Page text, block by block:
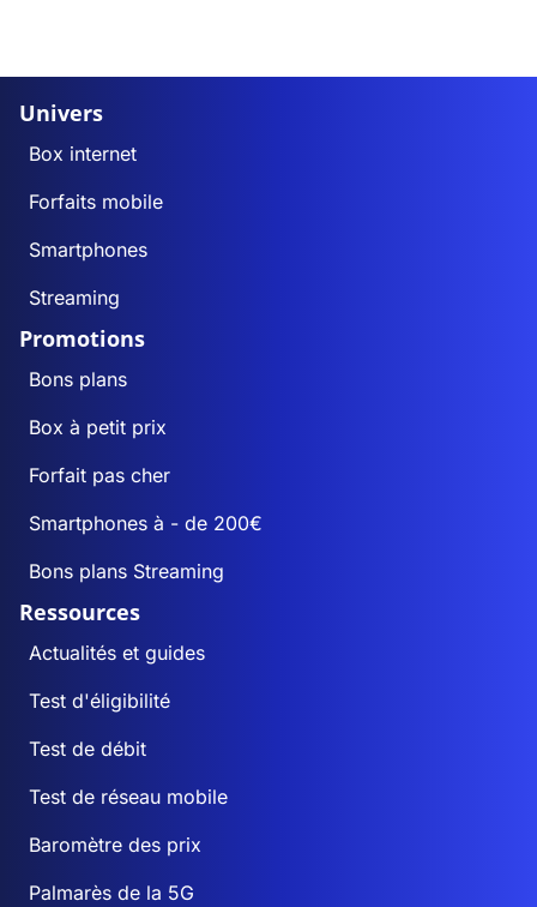
Univers
Box internet
Forfaits mobile
Smartphones
Streaming
Promotions
Bons plans
Box à petit prix
Forfait pas cher
Smartphones à - de 200€
Bons plans Streaming
Ressources
Actualités et guides
Test d'éligibilité
Test de débit
Test de réseau mobile
Baromètre des prix
Palmarès de la 5G